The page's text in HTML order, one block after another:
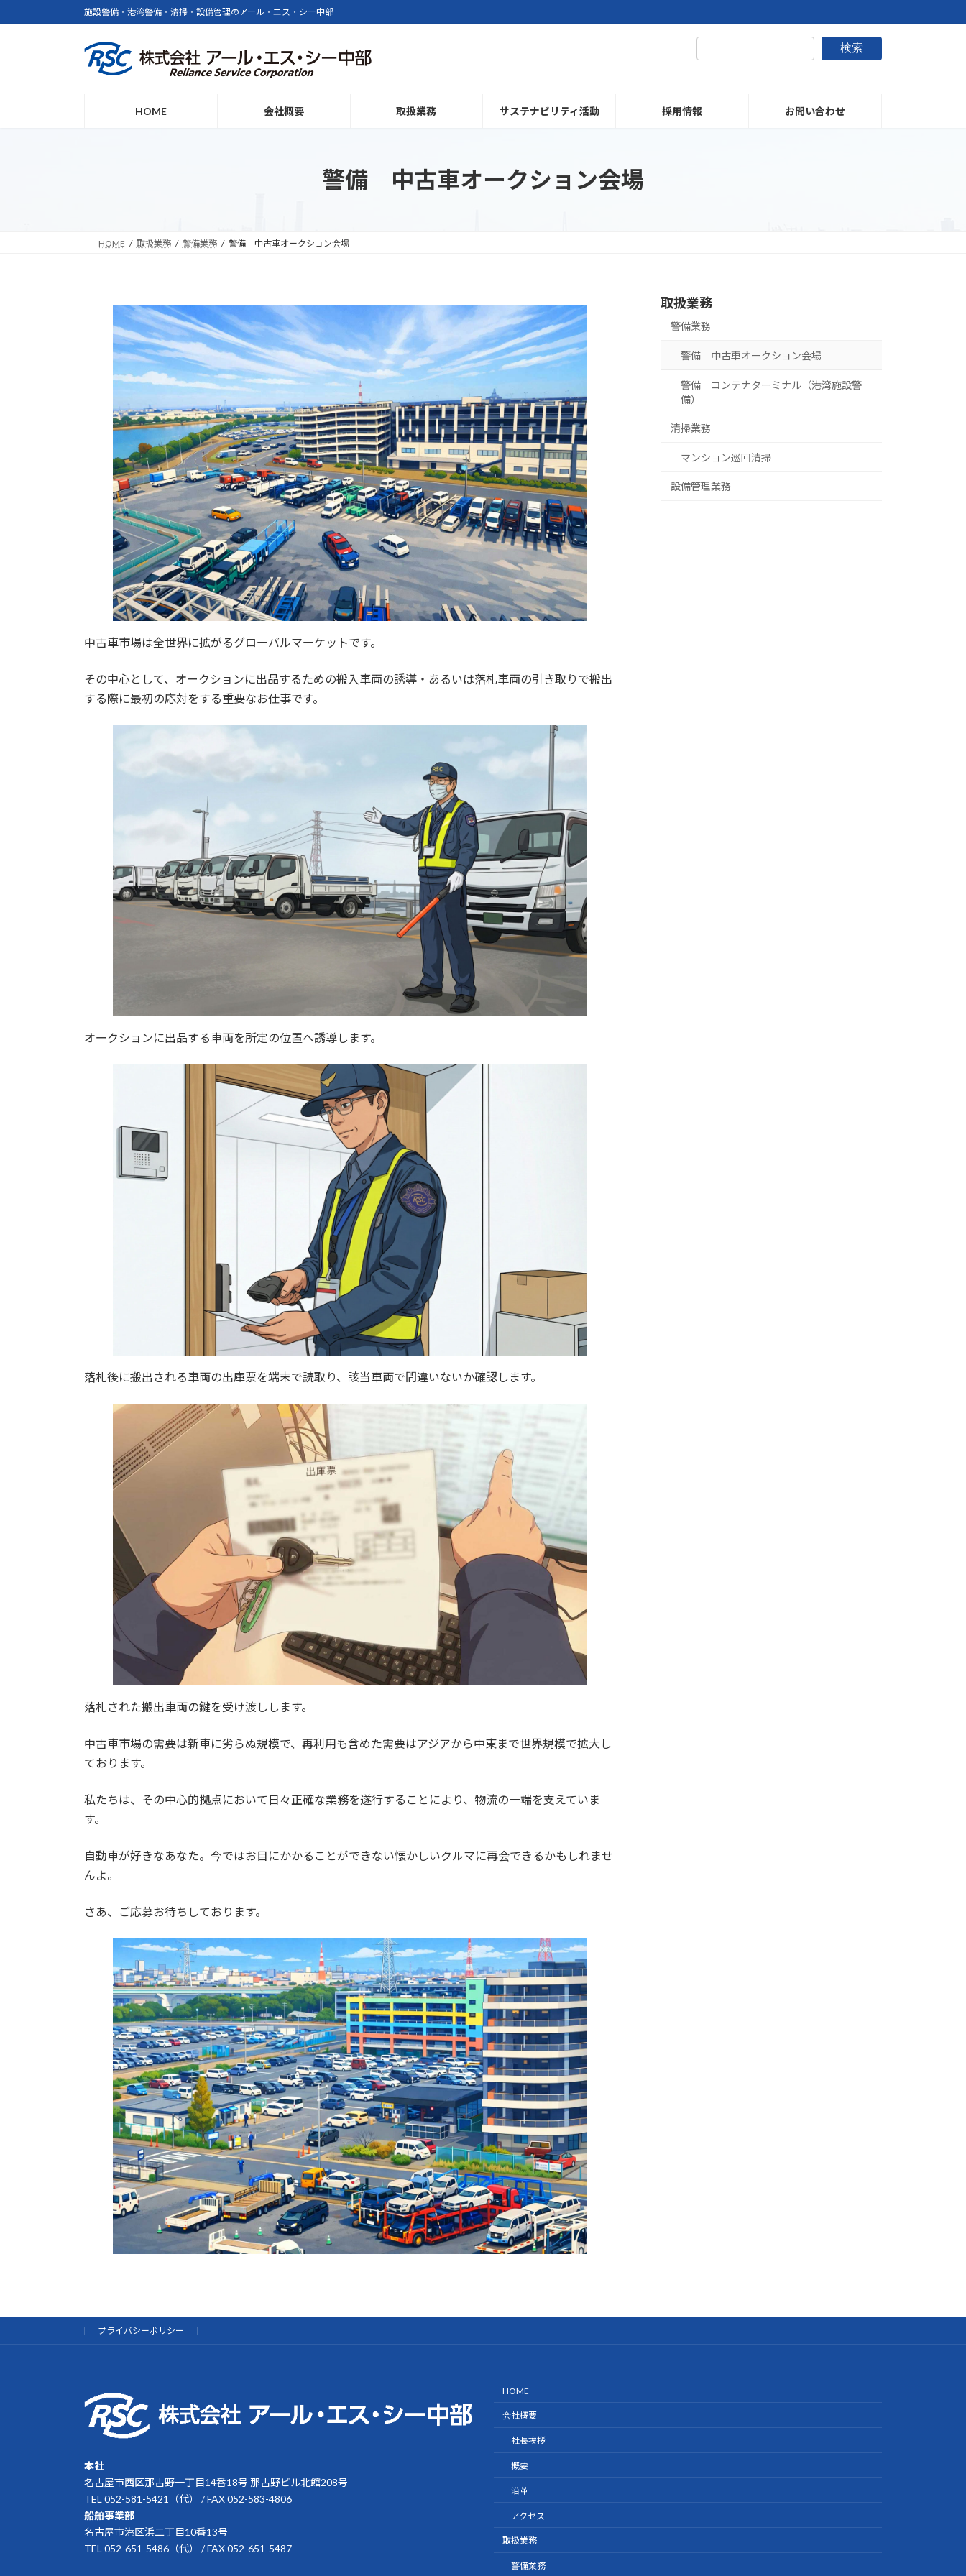
ン
ビ
施設警備・港湾警備・清掃・設備管理のアール・エス・シー中部
検索
HOME 会社概要 取扱業務 サステナビリティ活動 採用情報 お問い合わせ
警備 中古車オークション会場
HOME 取扱業務 警備業務 警備 中古車オークション会場
中古車市場は全世界に拡がるグローバルマーケットです。
その中心として、オークションに出品するための搬入車両の誘導・あるいは落札車両の引き取りで搬出
する際に最初の応対をする重要なお仕事です。
オークションに出品する車両を所定の位置へ誘導します。
落札後に搬出される車両の出庫票を端末で読取り、該当車両で間違いないか確認します。
落札された搬出車両の鍵を受け渡しします。
中古車市場の需要は新車に劣らぬ規模で、再利用も含めた需要はアジアから中東まで世界規模で拡大し
ております。
私たちは、その中心的拠点において日々正確な業務を遂行することにより、物流の一端を支えていま
す。
自動車が好きなあなた。今ではお目にかかることができない懐かしいクルマに再会できるかもしれませ
んよ。
さあ、ご応募お待ちしております。
取扱業務
警備業務
警備 中古車オークション会場
警備 コンテナターミナル（港湾施設警
備）
清掃業務
マンション巡回清掃
設備管理業務
プライバシーポリシー
本社
名古屋市西区那古野一丁目14番18号 那古野ビル北館208号
TEL 052-581-5421（代） / FAX 052-583-4806
船舶事業部
名古屋市港区浜二丁目10番13号
TEL 052-651-5486（代） / FAX 052-651-5487
HOME
会社概要
社長挨拶
概要
沿革
アクセス
取扱業務
警備業務